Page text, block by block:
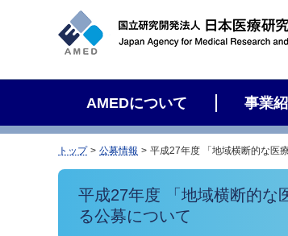
AMEDについて 事業
トップ 公募情報 平成27年度 「地域横断的な医
平成27年度 「地域横断的な
る公募について